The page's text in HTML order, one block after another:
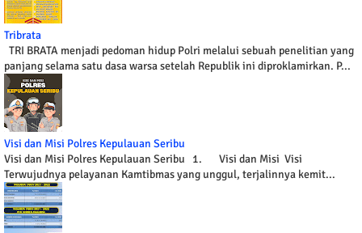
Tribrata
TRI BRATA menjadi pedoman hidup Polri melalui sebuah penelitian yang
panjang selama satu dasa warsa setelah Republik ini diproklamirkan. P...
Visi dan Misi Polres Kepulauan Seribu
Visi dan Misi Polres Kepulauan Seribu 1. Visi dan Misi Visi
Terwujudnya pelayanan Kamtibmas yang unggul, terjalinnya kemit...